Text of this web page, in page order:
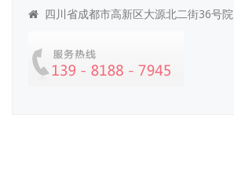
四川省成都市高新区大源北二街36号院